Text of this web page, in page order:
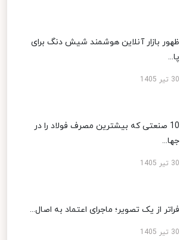
ظهور بازار آنلاین هوشمند شیش دنگ برای
پا...
30 تیر 1405
10 صنعتی که بیشترین مصرف فولاد را در
جها...
30 تیر 1405
فراتر از یک تصویر؛ ماجرای اعتماد به اصال...
30 تیر 1405